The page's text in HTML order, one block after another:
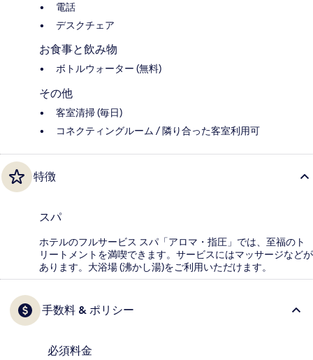
電話
デスクチェア
お食事と飲み物
ボトルウォーター (無料)
その他
客室清掃 (毎日)
コネクティングルーム / 隣り合った客室利用可
特徴
スパ
ホテルのフルサービス スパ「アロマ・指圧」では、至福のト
リートメントを満喫できます。サービスにはマッサージなどが
あります。大浴場 (沸かし湯)をご利用いただけます。
手数料 & ポリシー
必須料金